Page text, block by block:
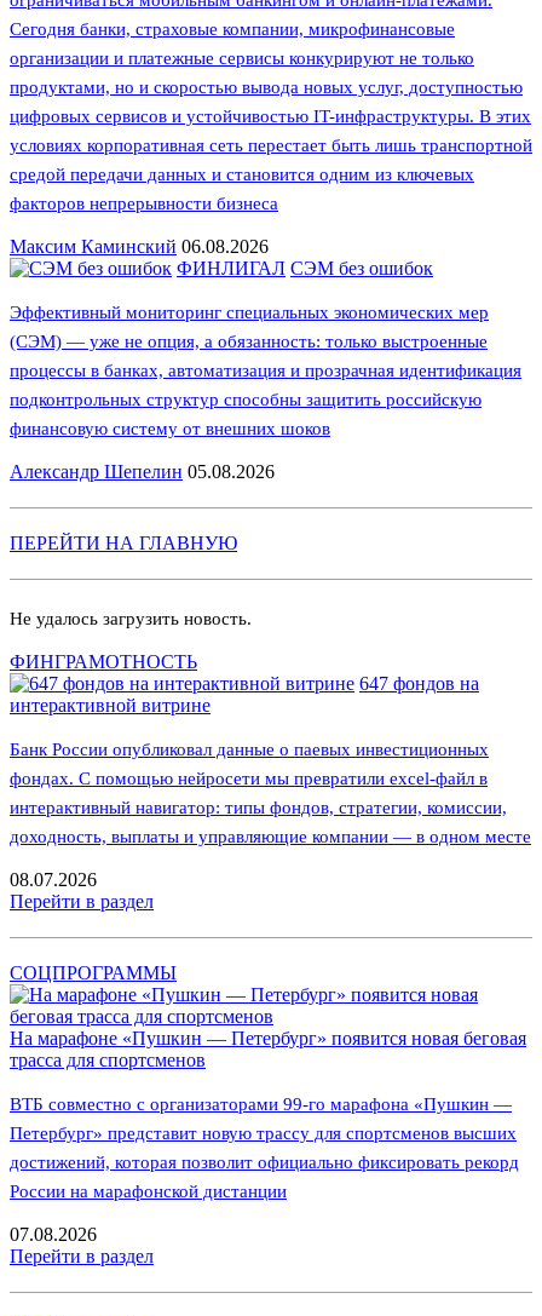
Сегодня банки, страховые компании, микрофинансовые
организации и платежные сервисы конкурируют не только
продуктами, но и скоростью вывода новых услуг, доступностью
цифровых сервисов и устойчивостью IT-инфраструктуры. В этих
условиях корпоративная сеть перестает быть лишь транспортной
средой передачи данных и становится одним из ключевых
факторов непрерывности бизнеса
Максим Каминский 06.08.2026
ФИНЛИГАЛ СЭМ без ошибок
Эффективный мониторинг специальных экономических мер
(СЭМ) — уже не опция, а обязанность: только выстроенные
процессы в банках, автоматизация и прозрачная идентификация
подконтрольных структур способны защитить российскую
финансовую систему от внешних шоков
Александр Шепелин 05.08.2026
ПЕРЕЙТИ НА ГЛАВНУЮ
Не удалось загрузить новость.
ФИНГРАМОТНОСТЬ
647 фондов на
интерактивной витрине
Банк России опубликовал данные о паевых инвестиционных
фондах. С помощью нейросети мы превратили excel-файл в
интерактивный навигатор: типы фондов, стратегии, комиссии,
доходность, выплаты и управляющие компании — в одном месте
08.07.2026
Перейти в раздел
СОЦПРОГРАММЫ
На марафоне «Пушкин — Петербург» появится новая беговая
трасса для спортсменов
ВТБ совместно с организаторами 99-го марафона «Пушкин —
Петербург» представит новую трассу для спортсменов высших
достижений, которая позволит официально фиксировать рекорд
России на марафонской дистанции
07.08.2026
Перейти в раздел